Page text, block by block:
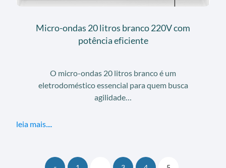
Micro-ondas 20 litros branco 220V com
potência eficiente
O micro-ondas 20 litros branco é um
eletrodoméstico essencial para quem busca
agilidade…
leia mais....